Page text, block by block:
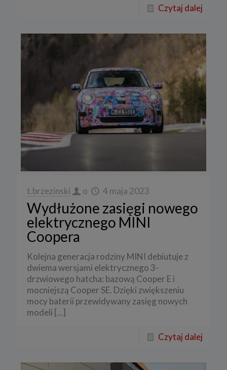
Czytaj dalej
t.brzezinski o 4 maja 2023
Wydłużone zasięgi nowego
elektrycznego MINI
Coopera
Kolejna generacja rodziny MINI debiutuje z
dwiema wersjami elektrycznego 3-
drzwiowego hatcha: bazową Cooper E i
mocniejszą Cooper SE. Dzięki zwiększeniu
mocy baterii przewidywany zasięg nowych
modeli […]
Czytaj dalej